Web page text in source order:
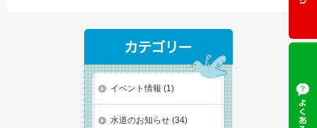
イベント情報 (1)
水道のお知らせ (34)